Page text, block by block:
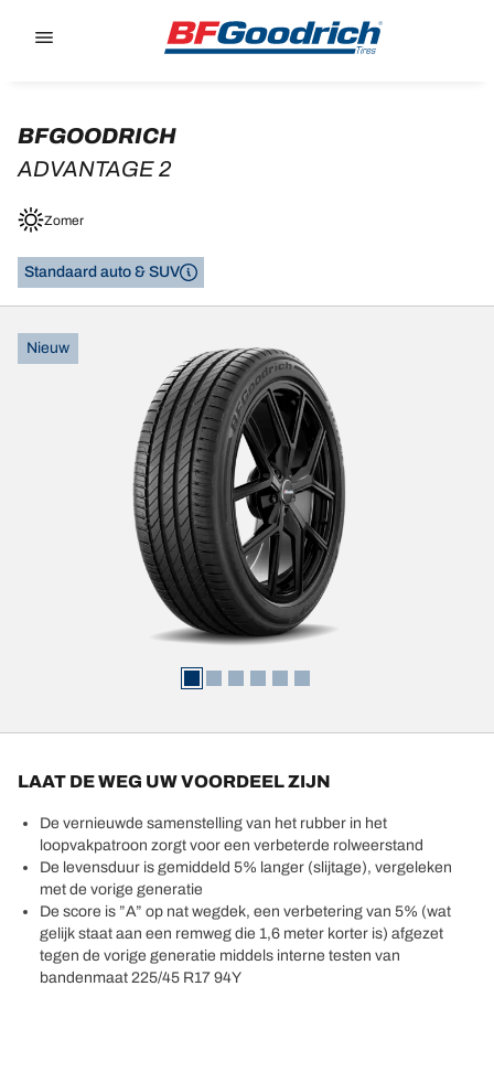
Nieuw
BFGOODRICH
ADVANTAGE 2
Zomer
Standaard auto & SUV
LAAT DE WEG UW VOORDEEL ZIJN
De vernieuwde samenstelling van het rubber in het
loopvakpatroon zorgt voor een verbeterde rolweerstand
De levensduur is gemiddeld 5% langer (slijtage), vergeleken
met de vorige generatie​
De score is ”A” op nat wegdek, een verbetering van 5% (wat
gelijk staat aan een remweg die 1,6 meter korter is) afgezet
tegen de vorige generatie middels interne testen van
bandenmaat 225/45 R17 94Y​